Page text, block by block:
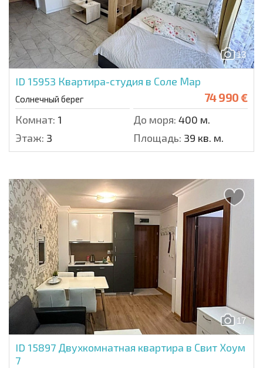
13
ID 15953 Квартира-студия в Соле Мар
Солнечный берег 74 990 €
Комнат: 1 До моря: 400 м.
Этаж: 3 Площадь: 39 кв. м.
17
ID 15897 Двухкомнатная квартира в Свит Хоум
7